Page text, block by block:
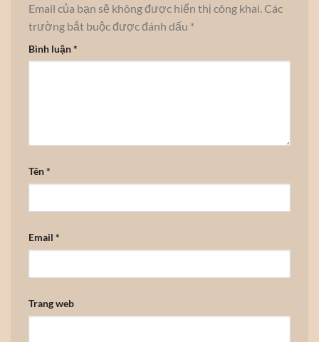
Email của bạn sẽ không được hiển thị công khai. Các
trường bắt buộc được đánh dấu *
Bình luận*
Tên*
Email *
Trang web